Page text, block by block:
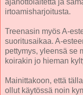
ajanottolaitetta ja
irtoamisharjoitusta.
Treenasin myös A-
suoritusaikaa. A-
pettymys, yleensä se
koirakin jo hieman
Mainittakoon, että
ollut käytössä noin